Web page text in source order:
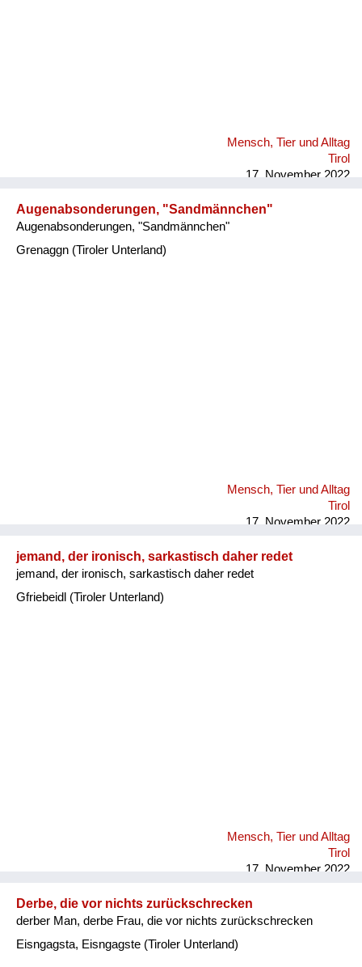
Mensch, Tier und Alltag
Tirol
17. November 2022
Augenabsonderungen, "Sandmännchen"
Augenabsonderungen, "Sandmännchen"
Grenaggn (Tiroler Unterland)
Mensch, Tier und Alltag
Tirol
17. November 2022
jemand, der ironisch, sarkastisch daher redet
jemand, der ironisch, sarkastisch daher redet
Gfriebeidl (Tiroler Unterland)
Mensch, Tier und Alltag
Tirol
17. November 2022
Derbe, die vor nichts zurückschrecken
derber Man, derbe Frau, die vor nichts zurückschrecken
Eisngagsta, Eisngagste (Tiroler Unterland)